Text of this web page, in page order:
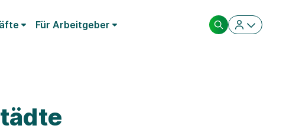
Für Arbeitgeber